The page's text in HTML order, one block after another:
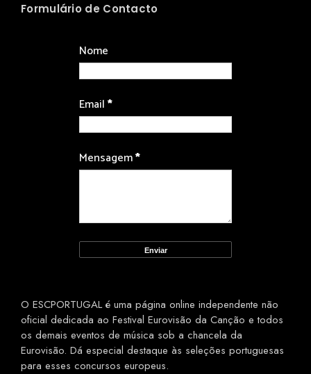
Formulário de Contacto
Nome
Email*
Mensagem*
O ESCPORTUGAL é uma página online independente não
oficial dedicada ao Festival Eurovisão da Canção e todos
os demais eventos de música sob a chancela da
Eurovisão. Dá especial destaque às seleções portuguesas
para esses concursos europeus.